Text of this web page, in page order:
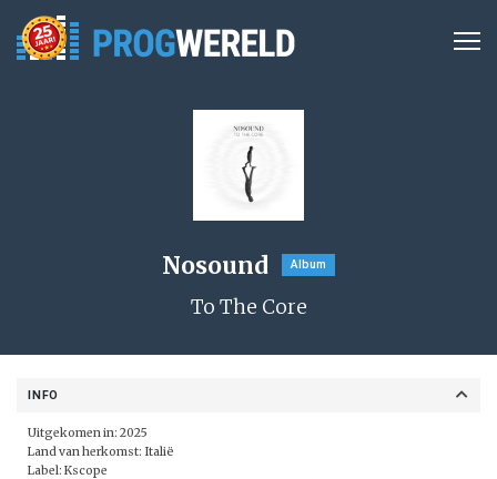
Nosound Album
To The Core
INFO
Uitgekomen in: 2025
Land van herkomst: Italië
Label: Kscope